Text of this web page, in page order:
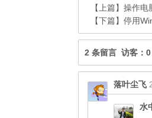
【上篇】 操作电
【下篇】 停用
2 条留言 访客：
落叶尘飞
水